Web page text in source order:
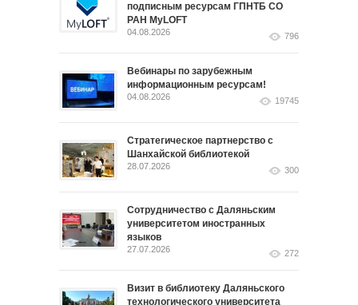
подписным ресурсам ГПНТБ СО
РАН MyLOFT
04.08.2026 796
Вебинары по зарубежным
информационным ресурсам!
04.08.2026 19745
Стратегическое партнерство с
Шанхайской библиотекой
28.07.2026 300
Сотрудничество с Даляньским
университетом иностранных
языков
27.07.2026 272
Визит в библиотеку Даляньского
технологического университета